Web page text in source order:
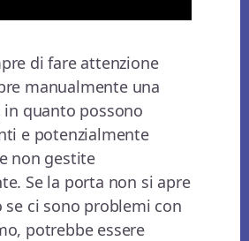
di fare attenzione
manualmente una
in quanto possono
e potenzialmente
non gestite
Se la porta non si apre
ci sono problemi con
potrebbe essere